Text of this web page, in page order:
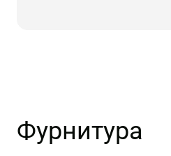
Фурнитура